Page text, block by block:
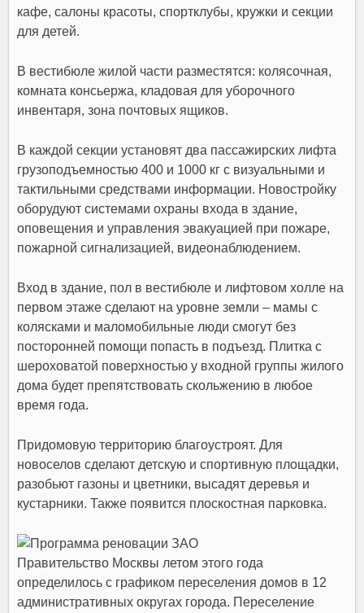
кафе, салоны красоты, спортклубы, кружки и секции
для детей.
В вестибюле жилой части разместятся: колясочная,
комната консьержа, кладовая для уборочного
инвентаря, зона почтовых ящиков.
В каждой секции установят два пассажирских лифта
грузоподъемностью 400 и 1000 кг с визуальными и
тактильными средствами информации. Новостройку
оборудуют системами охраны входа в здание,
оповещения и управления эвакуацией при пожаре,
пожарной сигнализацией, видеонаблюдением.
Вход в здание, пол в вестибюле и лифтовом холле на
первом этаже сделают на уровне земли – мамы с
колясками и маломобильные люди смогут без
посторонней помощи попасть в подъезд. Плитка с
шероховатой поверхностью у входной группы жилого
дома будет препятствовать скольжению в любое
время года.
Придомовую территорию благоустроят. Для
новоселов сделают детскую и спортивную площадки,
разобьют газоны и цветники, высадят деревья и
кустарники. Также появится плоскостная парковка.
Правительство Москвы летом этого года
определилось с графиком переселения домов в 12
административных округах города. Переселение